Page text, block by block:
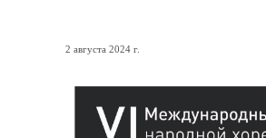
2 августа 2024 г.